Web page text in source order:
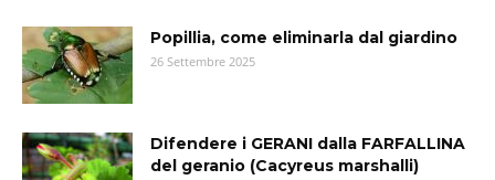
Popillia, come eliminarla dal giardino
26 Settembre 2025
Difendere i GERANI dalla FARFALLINA
del geranio (Cacyreus marshalli)